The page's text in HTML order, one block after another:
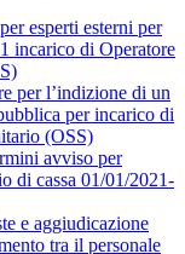
esperti esterni per
incarico di Operatore
per l’indizione di un
per incarico di
(OSS)
avviso per
di cassa 01/01/2021-
e aggiudicazione
tra il personale